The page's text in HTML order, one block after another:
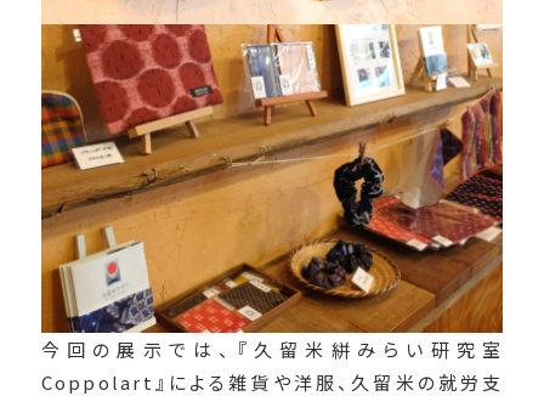
今回の展示では、『久留米絣みらい研究室
Coppolart』による雑貨や洋服、久留米の就労支